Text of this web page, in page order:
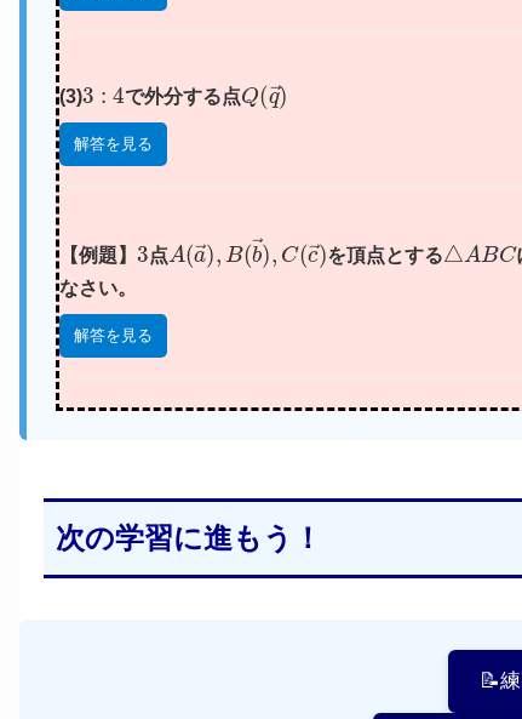
(3)
3
で外分する点
Q (q→
解答を見る
【例題】
3
点
A (a→ ),B(b →),C ( c→)
を頂点とする
△ A B C
なさい。
解答を見る
次の学習に進もう！
📝